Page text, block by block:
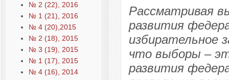
№ 2 (22), 2016
№ 1 (21), 2016
№ 4 (20),2015
№ 2 (18), 2015
№ 3 (19), 2015
№ 1 (17), 2015
№ 4 (16), 2014
Рассматривая
развития
избирательное
что выборы –
развития